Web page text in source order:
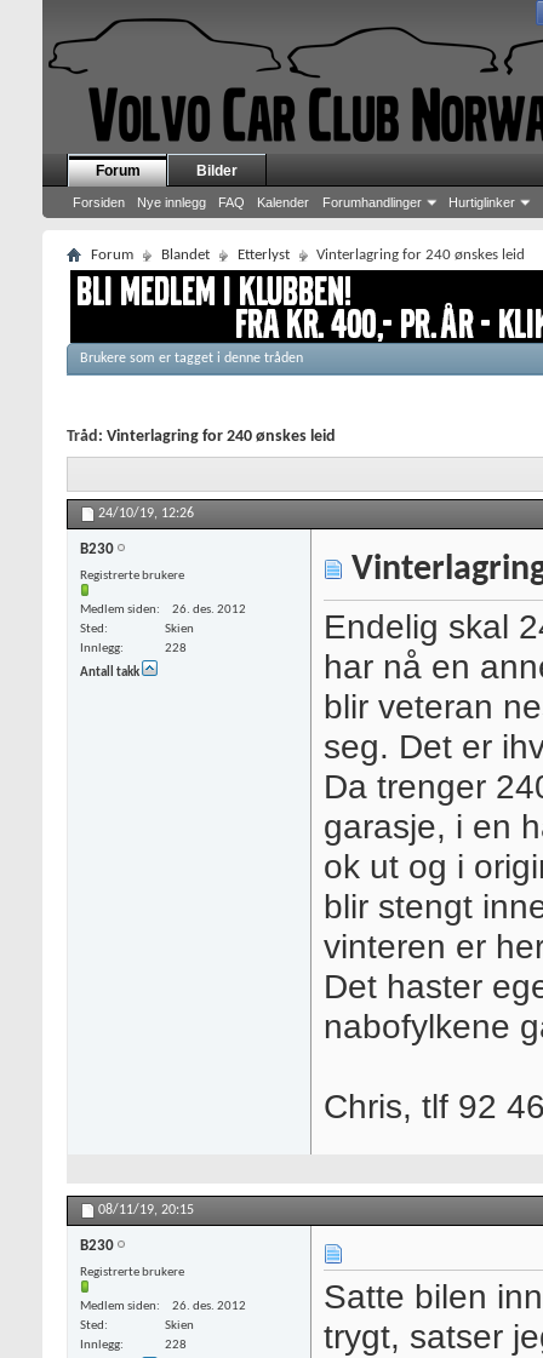
Forum
Forsiden Nye innlegg FAQ Kalender Forumhandlinger Hurtiglinker
Bilder
Forum Blandet Etterlyst Vinterlagring for 240 ønskes leid
Brukere som er tagget i denne tråden
Tråd: Vinterlagring for 240 ønskes leid
24/10/19, 12:26
B230
Registrerte brukere
Medlem siden
26. des. 2012
Sted
Skien
Innlegg
228
Antall takk
Endelig skal
har nå en
blir veteran
seg. Det er
Da trenger
garasje, i en
ok ut og i
blir stengt
vinteren er
Det haster
nabofylkene
Chris, tlf 92
08/11/19, 20:15
B230
Registrerte brukere
Medlem siden
26. des. 2012
Sted
Skien
Innlegg
228
Satte bilen
trygt, satser